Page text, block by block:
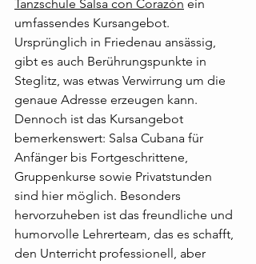
Tanzschule Salsa con Corazón ein
umfassendes Kursangebot.
Ursprünglich in Friedenau ansässig,
gibt es auch Berührungspunkte in
Steglitz, was etwas Verwirrung um die
genaue Adresse erzeugen kann.
Dennoch ist das Kursangebot
bemerkenswert: Salsa Cubana für
Anfänger bis Fortgeschrittene,
Gruppenkurse sowie Privatstunden
sind hier möglich. Besonders
hervorzuheben ist das freundliche und
humorvolle Lehrerteam, das es schafft,
den Unterricht professionell, aber